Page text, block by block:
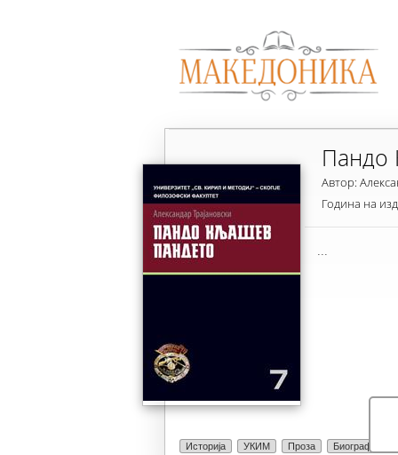
Историја УКИМ Проза Биографија
Пандо
Автор:
Година на
...